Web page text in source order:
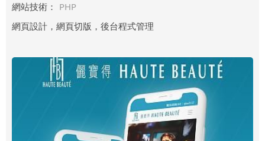
網站技術： PHP
網頁設計，網頁切版，後台程式管理